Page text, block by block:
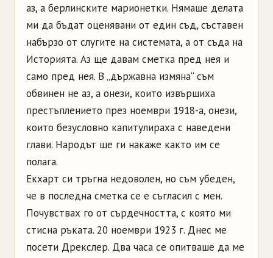
аз, а берлинските марионетки. Нямаше делата
ми да бъдат оценявани от един съд, съставен
набързо от слугите на системата, а от съда на
Историята. Аз ще давам сметка пред нея и
само пред нея. В „държавна измяна“ съм
обвинен не аз, а онези, които извършиха
престъплението през ноември 1918-а, онези,
които безусловно капитулираха с наведени
глави. Народът ще ги накаже както им се
полага.
Екхарт си тръгна недоволен, но съм убеден,
че в последна сметка се е съгласил с мен.
Почувствах го от сърдечността, с която ми
стисна ръката. 20 ноември 1923 г. Днес ме
посети Дрекслер. Два часа се опитваше да ме